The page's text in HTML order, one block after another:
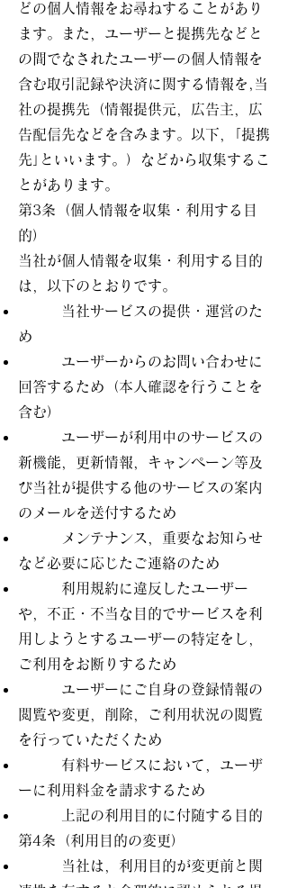
どの個人情報をお尋ねすることがあり
ます。また，ユーザーと提携先などと
の間でなされたユーザーの個人情報を
含む取引記録や決済に関する情報を,当
社の提携先（情報提供元，広告主，広
告配信先などを含みます。以下，｢提携
先｣といいます。）などから収集するこ
とがあります。
第3条（個人情報を収集・利用する目
的）
当社が個人情報を収集・利用する目的
は，以下のとおりです。
当社サービスの提供・運営のた
め
ユーザーからのお問い合わせに
回答するため（本人確認を行うことを
含む）
ユーザーが利用中のサービスの
新機能，更新情報，キャンペーン等及
び当社が提供する他のサービスの案内
のメールを送付するため
メンテナンス，重要なお知らせ
など必要に応じたご連絡のため
利用規約に違反したユーザー
や，不正・不当な目的でサービスを利
用しようとするユーザーの特定をし，
ご利用をお断りするため
ユーザーにご自身の登録情報の
閲覧や変更，削除，ご利用状況の閲覧
を行っていただくため
有料サービスにおいて，ユーザ
ーに利用料金を請求するため
上記の利用目的に付随する目的
第4条（利用目的の変更）
当社は，利用目的が変更前と関